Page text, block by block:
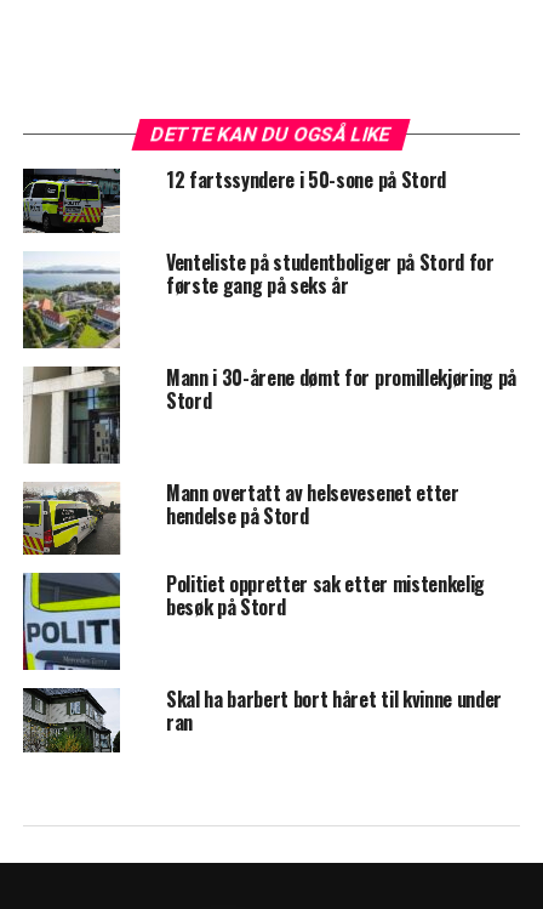
DETTE KAN DU OGSÅ LIKE
12 fartssyndere i 50-sone på Stord
Venteliste på studentboliger på Stord for
første gang på seks år
Mann i 30-årene dømt for promillekjøring på
Stord
Mann overtatt av helsevesenet etter
hendelse på Stord
Politiet oppretter sak etter mistenkelig
besøk på Stord
Skal ha barbert bort håret til kvinne under
ran